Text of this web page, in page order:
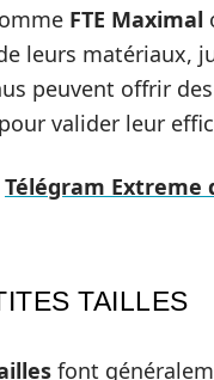
FTE Maximal
leurs matériaux,
peuvent offrir
valider leur
Télégram Extreme
TAILLES
font